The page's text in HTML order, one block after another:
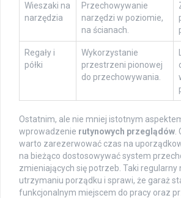
Wieszaki na
narzędzia
Przechowywanie
narzędzi w poziomie,
na ścianach.
Regały i
półki
Wykorzystanie
przestrzeni pionowej
do przechowywania.
Ostatnim, ale nie mniej istotnym
wprowadzenie rutynowych przeglądów.
warto zarezerwować czas na
na bieżąco dostosowywać system
zmieniających się potrzeb. Taki regularny
utrzymaniu porządku i sprawi, że garaż
funkcjonalnym miejscem do pracy oraz